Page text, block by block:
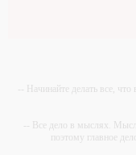
-- Начинайте делать все,
-- Все дело в мыслях.
поэтому главное